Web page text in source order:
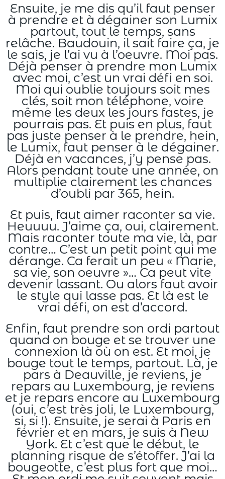
Ensuite, je me dis qu’il faut penser
à prendre et à dégainer son Lumix
partout, tout le temps, sans
relâche. Baudouin, il sait faire ça, je
le sais, je l’ai vu à l’oeuvre. Moi pas.
Déjà penser à prendre mon Lumix
avec moi, c’est un vrai défi en soi.
Moi qui oublie toujours soit mes
clés, soit mon téléphone, voire
même les deux les jours fastes, je
pourrais pas. Et puis en plus, faut
pas juste penser à le prendre, hein,
le Lumix, faut penser à le dégainer.
Déjà en vacances, j’y pense pas.
Alors pendant toute une année, on
multiplie clairement les chances
d’oubli par 365, hein.
Et puis, faut aimer raconter sa vie.
Heuuuu. J’aime ça, oui, clairement.
Mais raconter toute ma vie, là, par
contre… C’est un petit point qui me
dérange. Ca ferait un peu « Marie,
sa vie, son oeuvre »… Ca peut vite
devenir lassant. Ou alors faut avoir
le style qui lasse pas. Et là est le
vrai défi, on est d’accord.
Enfin, faut prendre son ordi partout
quand on bouge et se trouver une
connexion là où on est. Et moi, je
bouge tout le temps, partout. Là, je
pars à Deauville, je reviens, je
repars au Luxembourg, je reviens
et je repars encore au Luxembourg
(oui, c’est très joli, le Luxembourg,
si, si !). Ensuite, je serai à Paris en
février et en mars, je suis à New
York. Et c’est que le début, le
planning risque de s’étoffer. J’ai la
bougeotte, c’est plus fort que moi…